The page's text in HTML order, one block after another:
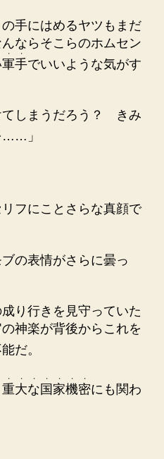
手にはめるヤツもまだ
ならそこらのホムセン
軍
・
手
・
でいいような気がす
てしまうだろう？ きみ
……」
フにことさらな真顔で
の表情がさらに曇っ
り行きを見守っていた
神楽が背後からこれを
だ。
重
・
大
・
な
・
国
・
家
・
機
・
密
・
にも関わ